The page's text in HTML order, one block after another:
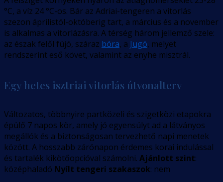
°C, a víz 24 °C-os. Bár az Adriai-tengeren a vitorlás
szezon áprilistól-októberig tart, a március és a november
is alkalmas a vitorlázásra. A térség három jellemző szele:
az észak felől fújó, száraz bóra, a Jugó, melyet
rendszerint eső követ, valamint az enyhe misztrál.
Egy hetes isztriai vitorlás útvonalterv
Változatos, többnyire partközeli és szigetközi etapokra
épülő 7 napos kör, amely jó egyensúlyt ad a látványos
megállók és a biztonságosan tervezhető napi menetek
között. A hosszabb zárónapon érdemes korai indulással
és tartalék kikötőopcióval számolni. Ajánlott szint:
középhaladó Nyílt tengeri szakaszok: nem